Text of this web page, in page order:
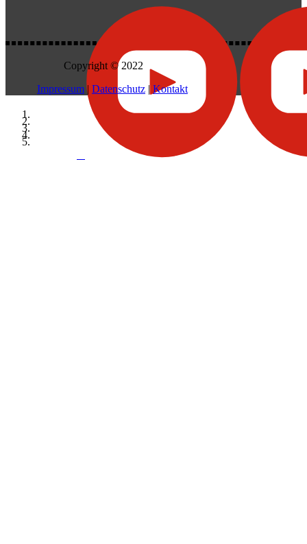
Copyright © 2022
Impressum| Datenschutz | Kontakt